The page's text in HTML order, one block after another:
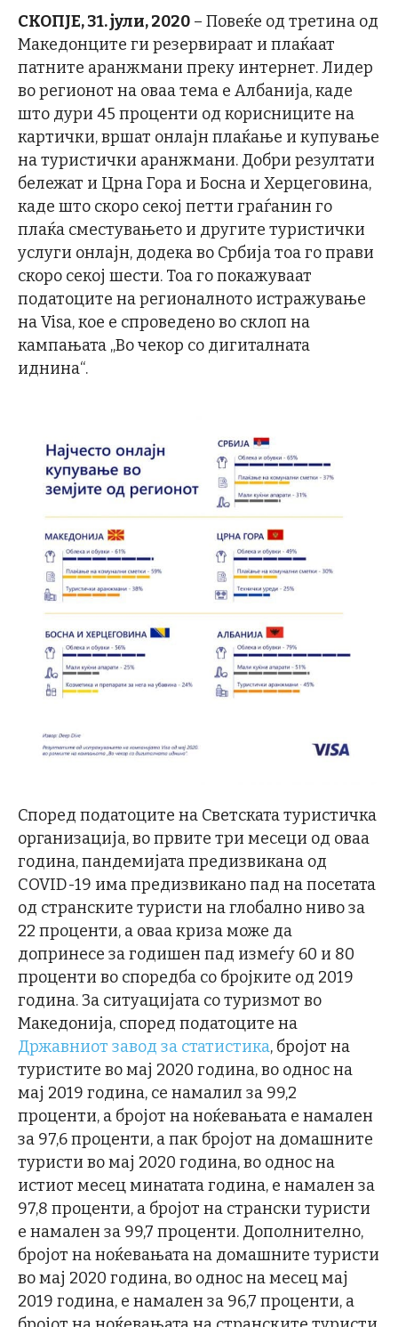
СКОПЈЕ, 31.јули, 2020 – Повеќе од третина од
Македонците ги резервираат и плаќаат
патните аранжмани преку интернет. Лидер
во регионот на оваа тема е Албанија, каде
што дури 45 проценти од корисниците на
картички, вршат онлајн плаќање и купување
на туристички аранжмани. Добри резултати
бележат и Црна Гора и Босна и Херцеговина,
каде што скоро секој петти граѓанин го
плаќа сместувањето и другите туристички
услуги онлајн, додека во Србија тоа го прави
скоро секој шести. Тоа го покажуваат
податоците на регионалното истражување
на Visa, кое е спроведено во склоп на
кампањата „Во чекор со дигиталната
иднина“.
Според податоците на Светската туристичка
организација, во првите три месеци од оваа
година, пандемијата предизвикана од
COVID-19 има предизвикано пад на посетата
од странските туристи на глобално ниво за
22 проценти, а оваа криза може да
допринесе за годишен пад измеѓу 60 и 80
проценти во споредба со бројките од 2019
година. За ситуацијата со туризмот во
Македонија, според податоците на
Државниот завод за статистика, бројот на
туристите во мај 2020 година, во однос на
мај 2019 година, се намалил за 99,2
проценти, а бројот на ноќевањата е намален
за 97,6 проценти, а пак бројот на домашните
туристи во мај 2020 година, во однос на
истиот месец минатата година, е намален за
97,8 проценти, а бројот на странски туристи
е намален за 99,7 проценти. Дополнително,
бројот на ноќевањата на домашните туристи
во мај 2020 година, во однос на месец мај
2019 година, е намален за 96,7 проценти, а